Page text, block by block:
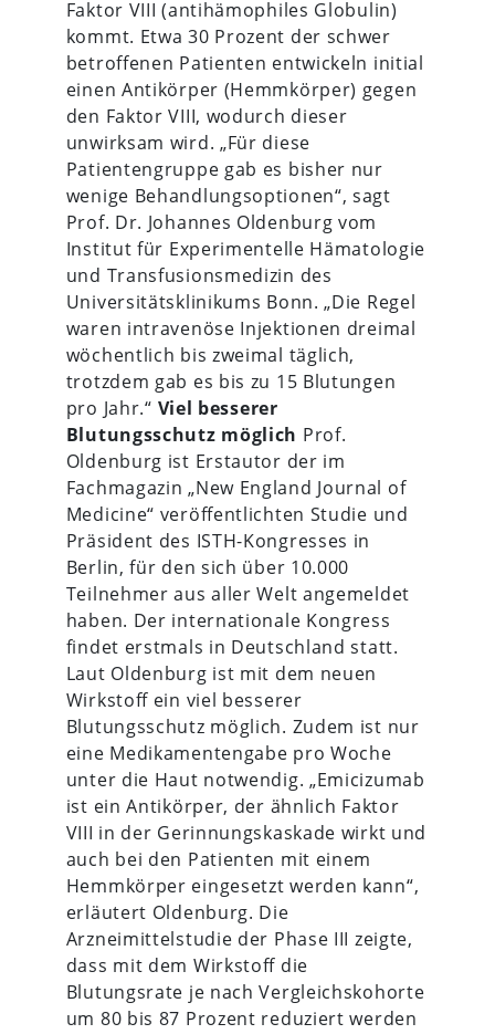
Faktor VIII (antihämophiles Globulin)
kommt. Etwa 30 Prozent der schwer
betroffenen Patienten entwickeln initial
einen Antikörper (Hemmkörper) gegen
den Faktor VIII, wodurch dieser
unwirksam wird. „Für diese
Patientengruppe gab es bisher nur
wenige Behandlungsoptionen“, sagt
Prof. Dr. Johannes Oldenburg vom
Institut für Experimentelle Hämatologie
und Transfusionsmedizin des
Universitätsklinikums Bonn. „Die Regel
waren intravenöse Injektionen dreimal
wöchentlich bis zweimal täglich,
trotzdem gab es bis zu 15 Blutungen
pro Jahr.“ Viel besserer
Blutungsschutz möglich Prof.
Oldenburg ist Erstautor der im
Fachmagazin „New England Journal of
Medicine“ veröffentlichten Studie und
Präsident des ISTH-Kongresses in
Berlin, für den sich über 10.000
Teilnehmer aus aller Welt angemeldet
haben. Der internationale Kongress
findet erstmals in Deutschland statt.
Laut Oldenburg ist mit dem neuen
Wirkstoff ein viel besserer
Blutungsschutz möglich. Zudem ist nur
eine Medikamentengabe pro Woche
unter die Haut notwendig. „Emicizumab
ist ein Antikörper, der ähnlich Faktor
VIII in der Gerinnungskaskade wirkt und
auch bei den Patienten mit einem
Hemmkörper eingesetzt werden kann“,
erläutert Oldenburg. Die
Arzneimittelstudie der Phase III zeigte,
dass mit dem Wirkstoff die
Blutungsrate je nach Vergleichskohorte
um 80 bis 87 Prozent reduziert werden